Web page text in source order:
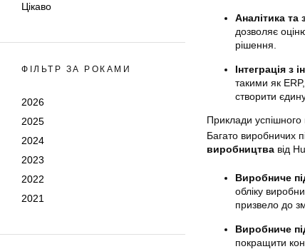
Цікаво
ФІЛЬТР ЗА РОКАМИ
2026
2025
2024
2023
2022
2021
Аналітика та
дозволяє
рішення.
Інтеграція з
такими як
створити
Приклади
Багато виробничих
виробництва від
Виробниче
обліку
призвело до
Виробниче
покращити